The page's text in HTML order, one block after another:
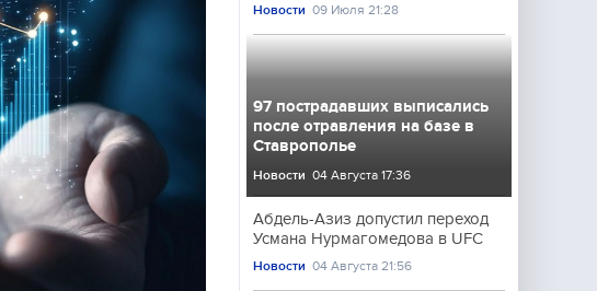
Новости 09 Июля 21:28
97 пострадавших выписались
после отравления на базе в
Ставрополье
Новости 04 Августа 17:36
Абдель-Азиз допустил переход
Усмана Нурмагомедова в UFC
Новости 04 Августа 21:56